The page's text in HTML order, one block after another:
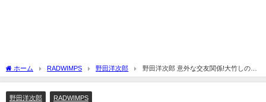
ホーム RADWIMPS 野田洋次郎
野田洋次郎 意外な交友関係!大竹しのぶ,
ﾘﾘｰﾌﾗﾝｷｰ,山口智子(ｲﾝｽﾀ画像)
野田洋次郎 RADWIMPS